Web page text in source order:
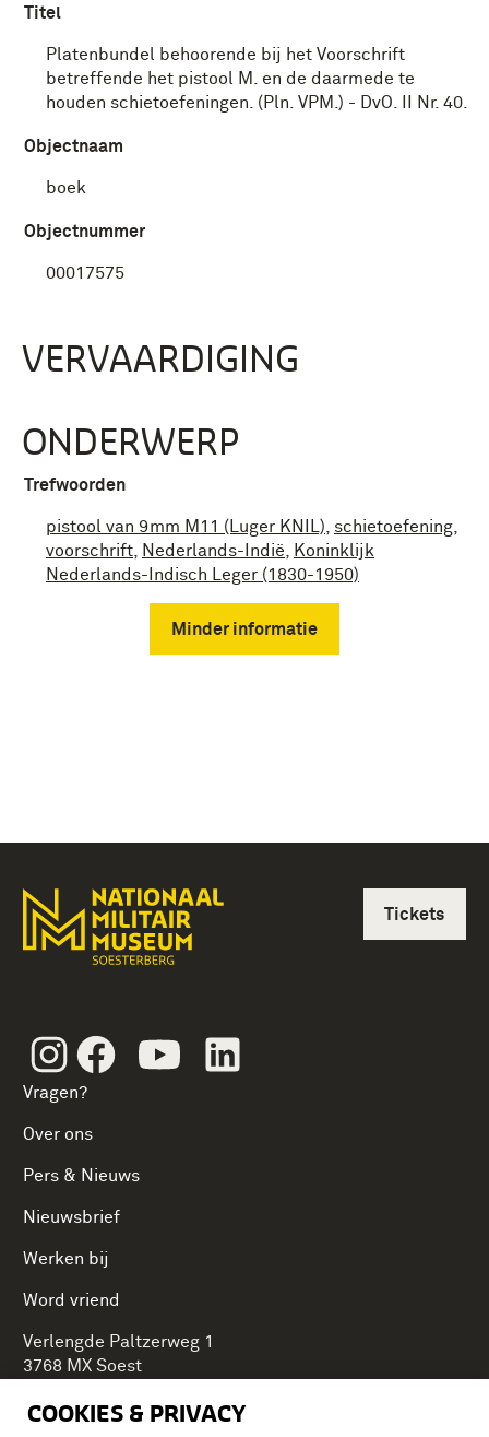
COOKIES & PRIVACY
Titel
Platenbundel behoorende bij het Voorschrift
betreffende het pistool M. en de daarmede te
houden schietoefeningen. (Pln. VPM.) - DvO. II Nr. 40.
Objectnaam
boek
Objectnummer
00017575
VERVAARDIGING
ONDERWERP
Trefwoorden
pistool van 9mm M11 (Luger KNIL) schietoefening
voorschrift
Nederlands-Indië
Koninklijk
Nederlands-Indisch Leger (1830-1950)
Minder informatie
InstagramFacebookYoutube
Vragen?
Over ons
Pers & Nieuws
Nieuwsbrief
Werken bij
Word vriend
Tickets
Verlengde Paltzerweg 1
3768 MX Soest